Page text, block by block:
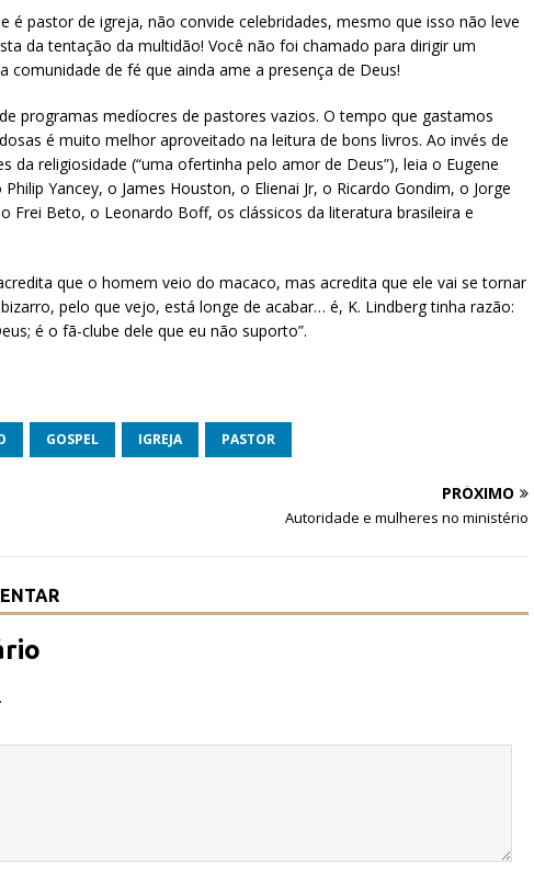
é pastor de igreja, não convide celebridades, mesmo que isso não leve
da tentação da multidão! Você não foi chamado para dirigir um
comunidade de fé que ainda ame a presença de Deus!
programas medíocres de pastores vazios. O tempo que gastamos
é muito melhor aproveitado na leitura de bons livros. Ao invés de
da religiosidade (“uma ofertinha pelo amor de Deus”), leia o Eugene
Yancey, o James Houston, o Elienai Jr, o Ricardo Gondim, o Jorge
Frei Beto, o Leonardo Boff, os clássicos da literatura brasileira e
que o homem veio do macaco, mas acredita que ele vai se tornar
pelo que vejo, está longe de acabar… é, K. Lindberg tinha razão:
é o fã-clube dele que eu não suporto”.
GOSPEL IGREJA PASTOR
PRÓXIMO
Autoridade e mulheres no ministério